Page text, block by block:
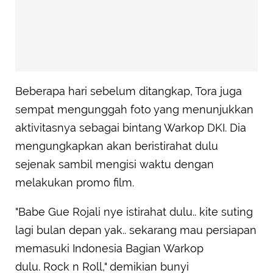
Beberapa hari sebelum ditangkap, Tora juga
sempat mengunggah foto yang menunjukkan
aktivitasnya sebagai bintang Warkop DKI. Dia
mengungkapkan akan beristirahat dulu
sejenak sambil mengisi waktu dengan
melakukan promo film.
"Babe Gue Rojali nye istirahat dulu.. kite suting
lagi bulan depan yak.. sekarang mau persiapan
memasuki Indonesia Bagian Warkop
dulu. Rock n Roll," demikian bunyi